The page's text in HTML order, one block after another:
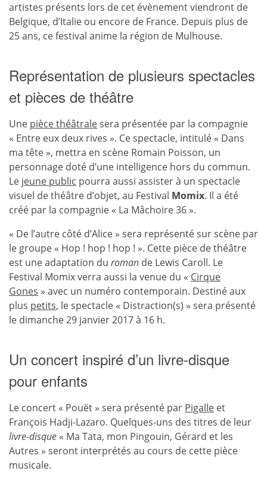
artistes présents lors de cet évènement viendront de
Belgique, d’Italie ou encore de France. Depuis plus de
25 ans, ce festival anime la région de Mulhouse.
Représentation de plusieurs spectacles
et pièces de théâtre
Une pièce théâtralesera présentée par la compagnie
« Entre eux deux rives ». Ce spectacle, intitulé « Dans
ma tête », mettra en scène Romain Poisson, un
personnage doté d’une intelligence hors du commun.
Le jeune public pourra aussi assister à un spectacle
visuel de théâtre d’objet, au Festival Momix. Il a été
créé par la compagnie « La Mâchoire 36 ».
« De l’autre côté d’Alice » sera représenté sur scène par
le groupe « Hop ! hop ! hop ! ». Cette pièce de théâtre
est une adaptation du roman de Lewis Caroll. Le
Festival Momix verra aussi la venue du « Cirque
Gones » avec un numéro contemporain. Destiné aux
plus petits, le spectacle « Distraction(s) » sera présenté
le dimanche 29 janvier 2017 à 16 h.
Un concert inspiré d’un livre-disque
pour enfants
Le concert « Pouët » sera présenté par Pigalle et
François Hadji-Lazaro. Quelques-uns des titres de leur
livre-disque « Ma Tata, mon Pingouin, Gérard et les
Autres » seront interprétés au cours de cette pièce
musicale.